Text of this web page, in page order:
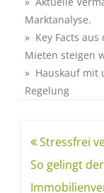
Marktanalyse.
» Key Facts aus
Mieten steigen
» Hauskauf mit
Regelung
Stressfrei
So gelingt der